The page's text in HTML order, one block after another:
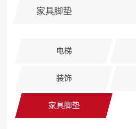
家具脚垫
电梯
装饰
家具脚垫